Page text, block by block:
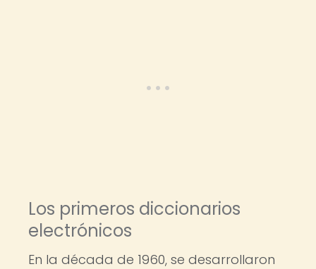
Los primeros diccionarios
electrónicos
En la década de 1960, se desarrollaron